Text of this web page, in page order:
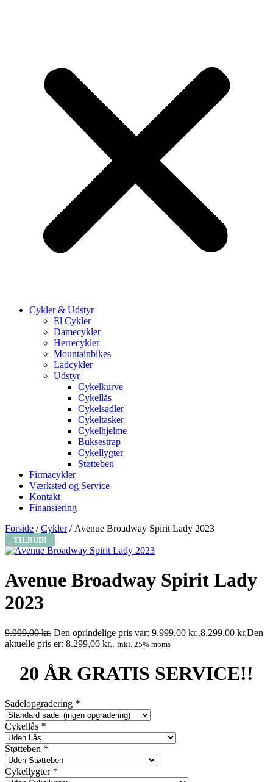
Cykler & Udstyr
El Cykler
Damecykler
Herrecykler
Mountainbikes
Ladcykler
Udstyr
Cykelkurve
Cykellås
Cykelsadler
Cykeltasker
Cykelhjelme
Buksestrap
Cykellygter
Støtteben
Firmacykler
Værksted og Service
Kontakt
Finansiering
Forside /Cykler/ Avenue Broadway Spirit Lady 2023
TILBUD!
Avenue Broadway Spirit Lady
2023
9.999,00kr. Den oprindelige pris var: 9.999,00 kr..8.299,00 kr.Den
aktuelle pris er: 8.299,00 kr.. inkl. 25% moms
20 ÅR GRATIS SERVICE!!
Sadelopgradering *
Cykellås *
Støtteben *
Cykellygter *